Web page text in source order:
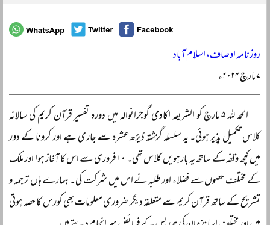
روزنامہ اوصاف، اسلام آباد
۷ مارچ ۲۰۲۴ء
الحمد للہ ۵ مارچ کو الشریعہ اکادمی گوجرانوالہ میں دورہ تفسیر قرآن کریم کی سالانہ
کلاس تکمیل پذیر ہوئی۔ یہ سلسلہ گزشتہ ڈیڑھ عشرہ سے جاری ہے اور کرونا کے دور
میں کچھ وقفہ کے ساتھ یہ بارہویں کلاس تھی۔ ۱۰ فروری سے اس کا آغاز ہوا اور ملک
کے مختلف حصوں سے فضلاء اور طلبہ نے اس میں شرکت کی۔ ہمارے ہاں ترجمہ و
تشریح کے ساتھ قرآن کریم سے متعلقہ دیگر ضروری معلومات بھی کورس کا حصہ ہوتی